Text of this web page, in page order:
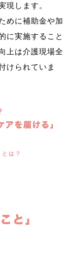
現します。
めに補助金や加
に実施すること
上は介護現場全
けられていま